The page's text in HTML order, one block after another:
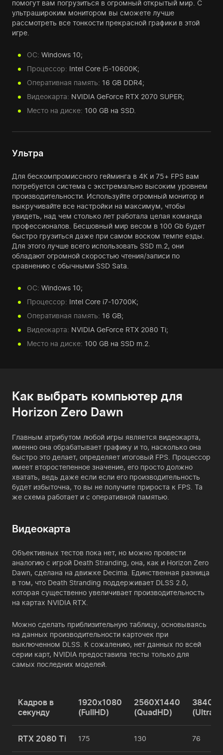
помогут вам погрузиться в огромный открытый мир. С
ультрашироким монитором вы сможете лучше
рассмотреть все тонкости прекрасной графики в этой
игре.
ОС: Windows 10;
Процессор: Intel Core i5-10600K;
Оперативная память: 16 GB DDR4;
Видеокарта: NVIDIA GeForce RTX 2070 SUPER;
Место на диске: 100 GB на SSD.
Ультра
Для бескомпромиссного гейминга в 4К и 75+ FPS вам
потребуется система с экстремально высоким уровнем
производительности. Используйте огромный монитор и
выкручивайте все настройки на максимум, чтобы
увидеть, над чем столько лет работала целая команда
профессионалов. Бесшовный мир весом в 100 Gb будет
быстро грузиться даже при самом воском темпе езды.
Для этого лучше всего использовать SSD m.2, они
обладают огромной скоростью чтения/записи по
сравнению с обычными SSD Sata.
ОС: Windows 10;
Процессор: Intel Core i7-10700K;
Оперативная память: 16 GB;
Видеокарта: NVIDIA GeForce RTX 2080 Ti;
Место на диске: 100 GB на SSD m.2.
Как выбрать компьютер для
Horizon Zero Dawn
Главным атрибутом любой игры является видеокарта,
именно она обрабатывает графику и то, насколько она
быстро это делает, определяет итоговый FPS. Процессор
имеет второстепенное значение, его просто должно
хватать, ведь даже если если его производительность
будет избыточна, то вы не получите прироста к FPS. Та
же схема работает и с оперативной памятью.
Видеокарта
Объективных тестов пока нет, но можно провести
аналогию с игрой Death Stranding, она, как и Horizon Zero
Dawn, сделана на движке Decima. Единственная разница
в том, что Death Stranding поддерживает DLSS 2.0,
которая существенно увеличивает производительность
на картах NVIDIA RTX.
Можно сделать приблизительную таблицу, основываясь
на данных производительности карточек при
выключенном DLSS. К сожалению, нет данных по всей
серии карт, NVIDIA предоставила тесты только для
самых последних моделей.
Кадров в
секунду
1920x1080
(FullHD)
2560X1440
(QuadHD)
RTX 2080 Ti 175 130 76